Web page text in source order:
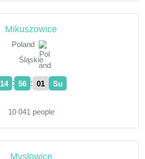
Mikuszowice
Poland
Śląskie
14 : 56 : 02 Su
10 041 people
Myslowice